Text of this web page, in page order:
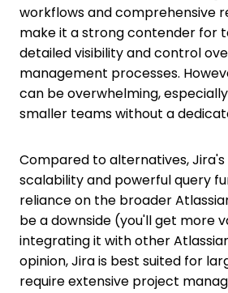
workflows and comprehensive
make it a strong contender for
detailed visibility and control
management processes.
can be overwhelming,
smaller teams without a
Compared to alternatives, Jira's
scalability and powerful query
reliance on the broader
be a downside (you'll get more
integrating it with other
opinion, Jira is best suited for
require extensive project